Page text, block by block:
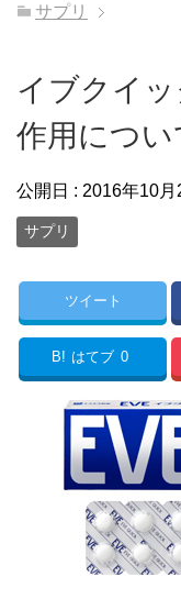
サプリ
イブクイ
作用につい
公開日 : 2016年10月
サプリ
ツイート
B! はてブ 0